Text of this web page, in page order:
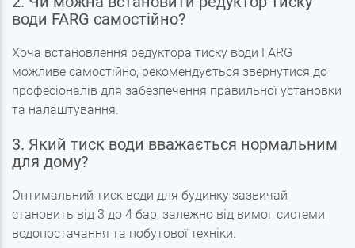
води FARG самостійно?
Хоча встановлення редуктора тиску води FARG
можливе самостійно, рекомендується звернутися до
професіоналів для забезпечення правильної установки
та налаштування.
3. Який тиск води вважається нормальним
для дому?
Оптимальний тиск води для будинку зазвичай
становить від 3 до 4 бар, залежно від вимог системи
водопостачання та побутової техніки.